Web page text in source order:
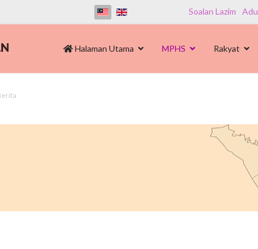
Soalan Lazim
Halaman Utama MPHS Rakyat